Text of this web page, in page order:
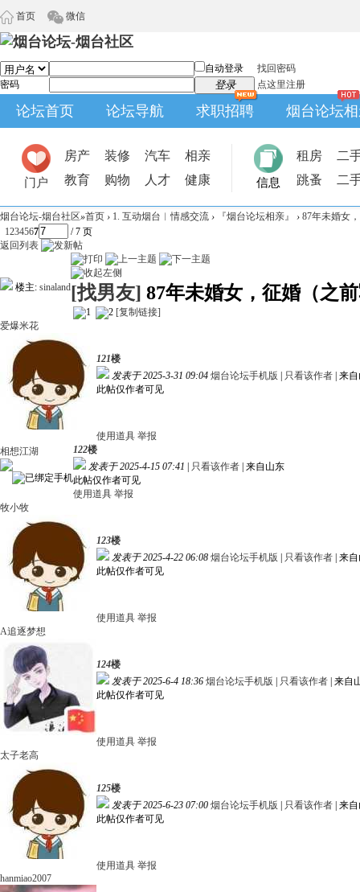
首页 微信
自动登录
找回密码
密码
登录 点这里注册
论坛首页 论坛导航 求职招聘 烟台论坛
门户
房产 装修 汽车
相亲
教育
购物 人才 健康 信息
租房
二
跳蚤
二
烟台论坛-烟台社区»首页 › 1. 互动烟台︱情感交流 › 『烟台论坛相亲』 › 87年未婚女
1234567
/ 7 页
返回列表
楼主: sinaland[找男友] 87年未婚女，征婚（之
[复制链接]
爱爆米花
121楼
发表于 2025-3-31 09:04 烟台论坛手机版 只看该作者 来
此帖仅作者可见
使用道具 举报
相想江湖
122楼
发表于 2025-4-15 07:41
只看该作者 来自山东
此帖仅作者可见
使用道具 举报
牧小牧
123楼
发表于 2025-4-22 06:08 烟台论坛手机版 只看该作者 来
此帖仅作者可见
使用道具 举报
A追逐梦想
124楼
发表于 2025-6-4 18:36 烟台论坛手机版 只看该作者 来自
此帖仅作者可见
使用道具 举报
太子老高
125楼
发表于 2025-6-23 07:00 烟台论坛手机版 只看该作者 来
此帖仅作者可见
使用道具 举报
hanmiao2007